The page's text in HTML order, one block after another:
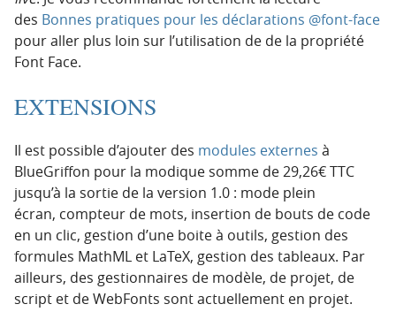
des Bonnes pratiques pour les déclarations @font-face
pour aller plus loin sur l’utilisation de de la propriété
Font Face.
EXTENSIONS
Il est possible d’ajouter des modules externes à
BlueGriffon pour la modique somme de 29,26€ TTC
jusqu’à la sortie de la version 1.0 : mode plein
écran, compteur de mots, insertion de bouts de code
en un clic, gestion d’une boite à outils, gestion des
formules MathML et LaTeX, gestion des tableaux. Par
ailleurs, des gestionnaires de modèle, de projet, de
script et de WebFonts sont actuellement en projet.